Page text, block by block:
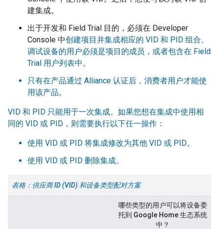
建集成。
出于开发和 Field Trial 目的，必须在 Developer
Console 中创建项目并集成相应的 VID 和 PID 组合。
调试设备的用户必须是项目的成员，或者包含在 Field
Trial 用户列表中。
只有在产品通过 Alliance 认证后，消费者用户才能使
用该产品。
VID 和 PID 只能用于一次集成。如果您想在集成中使用相
同的 VID 或 PID，则需要执行以下任一操作：
使用 VID 或 PID 将集成修改为其他 VID 或 PID。
使用 VID 或 PID 删除集成。
表格：供应商 ID (VID) 和设备类型配对方案
哪些类型的用户可以将设备委
托到 Google Home 生态系统
中？